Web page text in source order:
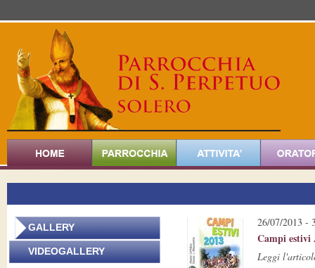
GALLERY
VIDEOGALLERY
26/07/2013 -
Campi estivi
Leggi